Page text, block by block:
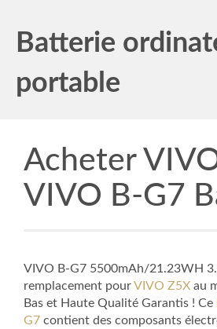
Batterie
portable
Acheter
VIVO B-G7
VIVO B-G7 5500mAh/21.23WH
remplacement pourVIVO Z5X au
Bas et Haute Qualité Garantis ! Ce
G7 contient des composants